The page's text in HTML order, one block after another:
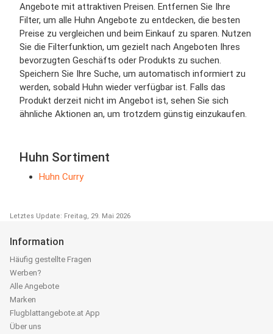
Angebote mit attraktiven Preisen. Entfernen Sie Ihre
Filter, um alle Huhn Angebote zu entdecken, die besten
Preise zu vergleichen und beim Einkauf zu sparen. Nutzen
Sie die Filterfunktion, um gezielt nach Angeboten Ihres
bevorzugten Geschäfts oder Produkts zu suchen.
Speichern Sie Ihre Suche, um automatisch informiert zu
werden, sobald Huhn wieder verfügbar ist. Falls das
Produkt derzeit nicht im Angebot ist, sehen Sie sich
ähnliche Aktionen an, um trotzdem günstig einzukaufen.
Huhn Sortiment
Huhn Curry
Letztes Update: Freitag, 29. Mai 2026
Information
Häufig gestellte Fragen
Werben?
Alle Angebote
Marken
Flugblattangebote.at App
Über uns